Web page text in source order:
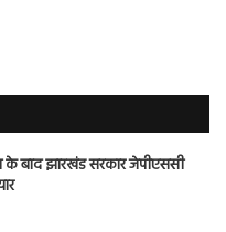
के बाद झारखंड सरकार जेपीएससी